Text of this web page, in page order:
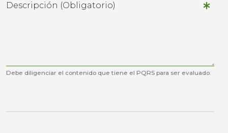
Descripción (Obligatorio)
Debe diligenciar el contenido que tiene el PQRS para ser evaluado.